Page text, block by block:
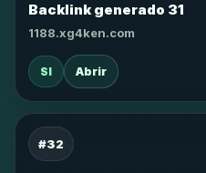
Backlink generado 31
1188.xg4ken.com
SI Abrir
#32